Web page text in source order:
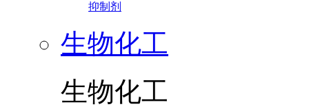
抑制剂
生物化工
生物化工